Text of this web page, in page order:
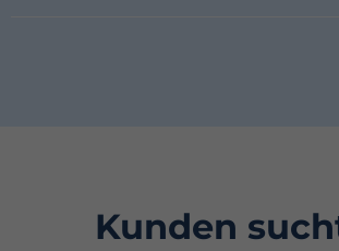
Kunden